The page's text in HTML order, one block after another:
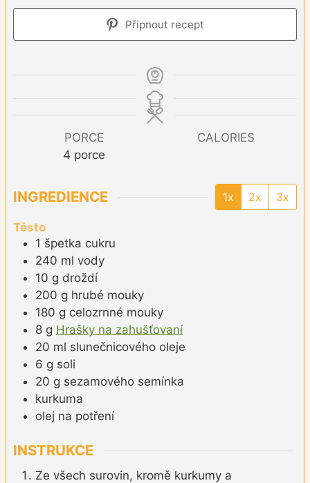
Připnout recept
PORCE
4 porce
CALORIES
INGREDIENCE 1x 2x 3x
Těsto
1 špetka cukru
240 ml vody
10 g droždí
200 g hrubé mouky
180 g celozrnné mouky
8 g Hrašky na zahušťovaní
20 ml slunečnicového oleje
6 g soli
20 g sezamového semínka
kurkuma
olej na potření
INSTRUKCE
Ze všech surovin, kromě kurkumy a